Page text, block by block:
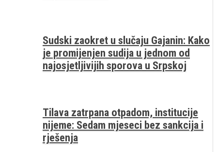
Sudski zaokret u slučaju Gajanin: Kako
je promijenjen sudija u jednom od
najosjetljivijih sporova u Srpskoj
Tilava zatrpana otpadom, institucije
nijeme: Sedam mjeseci bez sankcija i
rješenja